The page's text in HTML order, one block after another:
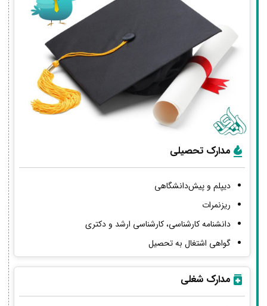
مدارک تحصیلی
دیپلم و پیش‌دانشگاهی
ریزنمرات
دانشنامه کارشناسی، کارشناسی ارشد و دکتری
گواهی اشتغال به تحصیل
مدارک شغلی